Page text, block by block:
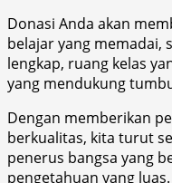
Donasi Anda akan
belajar yang memadai,
lengkap, ruang kelas
yang mendukung
Dengan memberikan
berkualitas, kita turut
penerus bangsa yang
pengetahuan yang luas.